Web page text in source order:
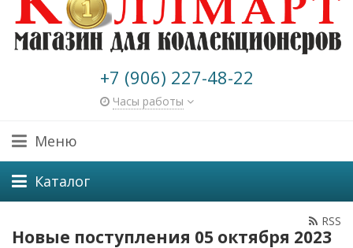
+7 (906) 227-48-22
Часы работы
Меню
Каталог
RSS
Новые поступления 05 октября 2023